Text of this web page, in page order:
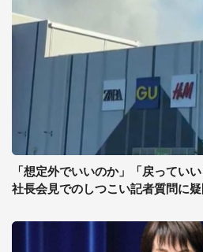
「想定外でいいのか」「戻ってい
社長会見でのしつこい記者質問に